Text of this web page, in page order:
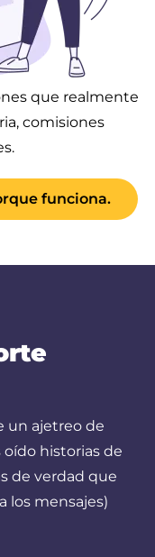
que realmente
comisiones
funciona.
un ajetreo de
oído historias de
de verdad que
los mensajes)